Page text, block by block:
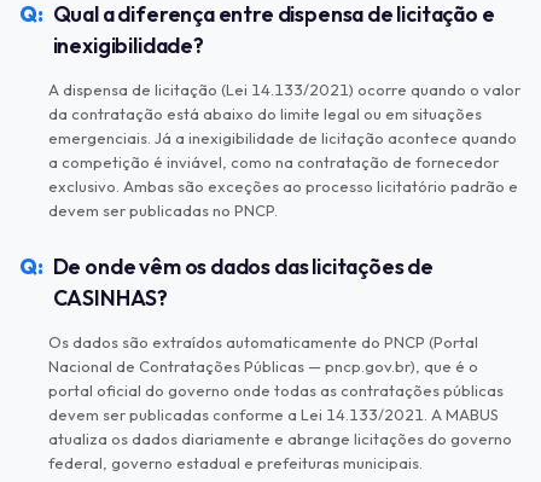
Qual a diferença entre dispensa de licitação e
inexigibilidade?
A dispensa de licitação (Lei 14.133/2021) ocorre quando o valor
da contratação está abaixo do limite legal ou em situações
emergenciais. Já a inexigibilidade de licitação acontece quando
a competição é inviável, como na contratação de fornecedor
exclusivo. Ambas são exceções ao processo licitatório padrão e
devem ser publicadas no PNCP.
De onde vêm os dados das licitações de
CASINHAS?
Os dados são extraídos automaticamente do PNCP (Portal
Nacional de Contratações Públicas — pncp.gov.br), que é o
portal oficial do governo onde todas as contratações públicas
devem ser publicadas conforme a Lei 14.133/2021. A MABUS
atualiza os dados diariamente e abrange licitações do governo
federal, governo estadual e prefeituras municipais.